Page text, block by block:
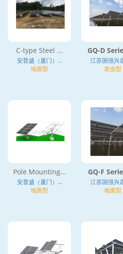
C-type Steel ...
安普盛（厦门）...
地面型
GQ-D
江苏国强兴
农业型
Pole Mounting...
安普盛（厦门）...
地面型
GQ-F
江苏国强兴
地面型